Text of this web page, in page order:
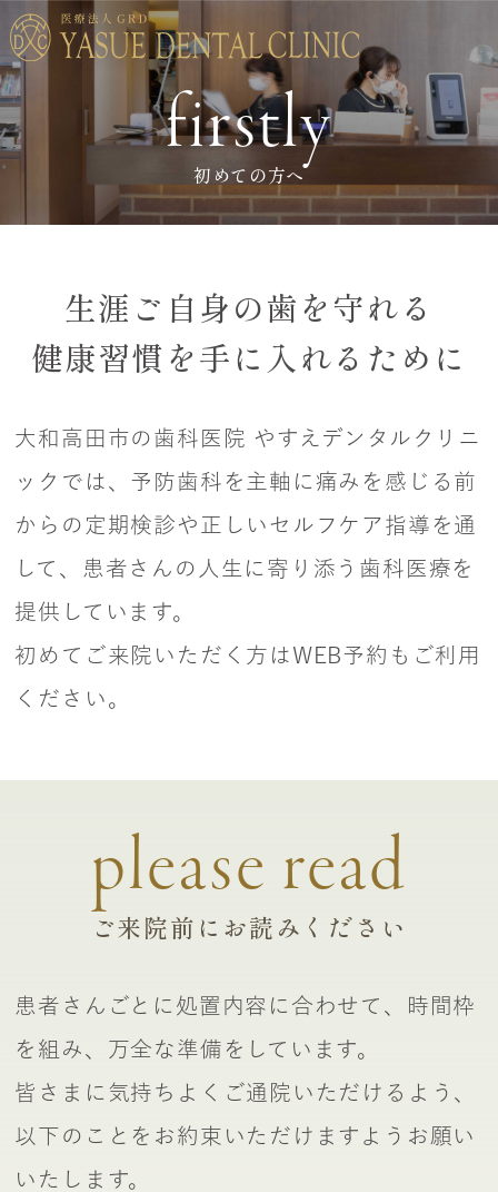
firstly
初めての方へ
生涯ご自身の歯を守れる
健康習慣を手に入れるために
大和高田市の歯科医院 やすえデンタルクリニ
ックでは、予防歯科を主軸に 痛みを感じる前
からの定期検診や正しいセルフケア指導を通
して、患者さんの人生に寄り添う歯科医療を
提供しています。
初めてご来院いただく方はWEB予約もご利用
ください。
please read
ご来院前にお読みください
患者さんごとに処置内容に合わせて、時間枠
を組み、万全な準備をしています。
皆さまに気持ちよくご通院いただけるよう、
以下のことをお約束いただけますようお願い
いたします。